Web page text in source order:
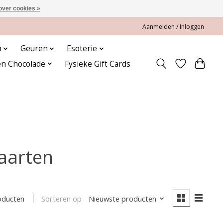
Aanmelden / Inloggen
Geuren
Esoterie
Chocolade
Fysieke Gift Cards
Sorteren op Nieuwste producten
cookies »